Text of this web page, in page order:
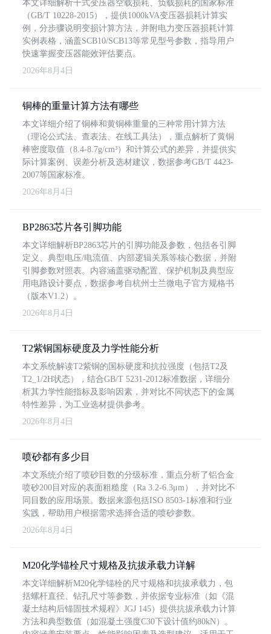
本文详细解析干式变压器空载损耗、负载损耗的国家标准
（GB/T 10228-2015），提供1000kVA变压器损耗计算实
例，分步骤说明变损计算方法，并附电力变压器损耗计算
实例表格，涵盖SCB10/SCB13等常见型号参数，指导用户
快速掌握变压器能效评估要点。
2026年8月4日
铜棒的重量计算方法有哪些
本文详细介绍了铜棒和黄铜棒重量的三种常用计算方法
（理论公式法、查表法、在线工具法），重点解析了黄铜
棒密度取值（8.4-8.7g/cm³）和计算公式的差异，并提供实
际计算案例、误差分析及选材建议，数据参考GB/T 4423-
2007等国家标准。
2026年8月4日
BP2863芯片各引脚功能
本文详细解析BP2863芯片的引脚功能及参数，包括各引脚
定义、典型电压/电流值、内部逻辑关系等核心数据，并附
引脚参数对照表。内容涵盖驱动配置、保护机制及典型应
用电路设计要点，数据参考自杭州士兰微电子官方规格书
（版本V1.2）。
2026年8月4日
T2紫铜国标硬度及力学性能分析
本文系统解读T2紫铜的国标硬度和抗拉强度（包括T2及
T2_1/2H状态），结合GB/T 5231-2012标准数据，详细分
析其力学性能指标及影响因素，并对比不同状态下的金属
特性差异，为工业选材提供参考。
2026年8月4日
喷砂都有多少目
本文系统介绍了喷砂目数的分级标准，重点分析了铝合金
喷砂200目对应的表面粗糙度（Ra 3.2-6.3μm），并对比不
同目数的应用场景。数据来源包括ISO 8503-1标准和行业
实践，帮助用户根据需求选择合适的喷砂参数。
2026年8月4日
M20化学锚栓尺寸规格及抗拔承载力详解
本文详细解析M20化学锚栓的尺寸规格和抗拔承载力，包
括螺杆直径、钻孔尺寸等参数，并依据专业标准（如《混
凝土结构后锚固技术规程》JGJ 145）提供抗拔承载力计算
方法和典型数值（如混凝土强度C30下设计值约80kN）。